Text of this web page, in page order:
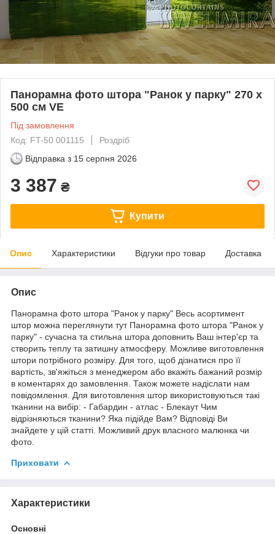
Панорамна фото штора "Ранок у парку" 270 х
500 см VE
Під замовлення
Код: FT-50 001115
Роздріб
Відправка з 15 серпня 2026
3 387 ₴
Купити
Опис Характеристики Відгуки про товар Доставка
Опис
Панорамна фото штора "Ранок у парку" Весь асортимент
штор можна переглянути тут Панорамна фото штора "Ранок у
парку" - сучасна та стильна штора доповнить Ваш інтер'єр та
створить теплу та затишну атмосферу. Можливе виготовлення
штори потрібного розміру. Для того, щоб дізнатися про її
вартість, зв'яжіться з менеджером або вкажіть бажаний розмір
в коментарях до замовлення. Також можете надіслати нам
повідомлення. Для виготовлення штор використовуються такі
тканини на вибір: - Габардин - атлас - Блекаут Чим
відрізняються тканини? Яка підійде Вам? Відповіді Ви
знайдете у цій статті. Можливий друк власного малюнка чи
фото.
Приховати
Характеристики
Основні